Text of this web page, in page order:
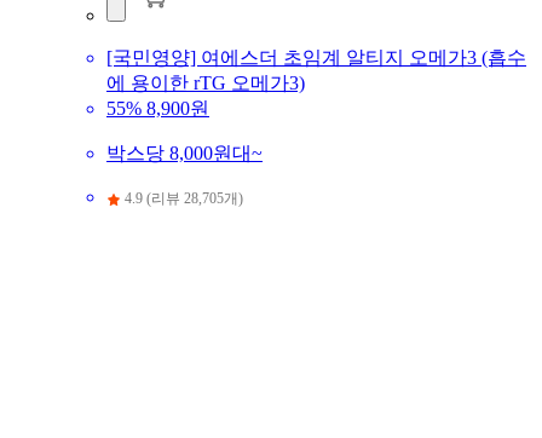
[국민영양] 여에스더 초임계 알티지 오메가3 (흡수
에 용이한 rTG 오메가3)
55% 8,900원
박스당 8,000원대~
4.9 (리뷰 28,705개)